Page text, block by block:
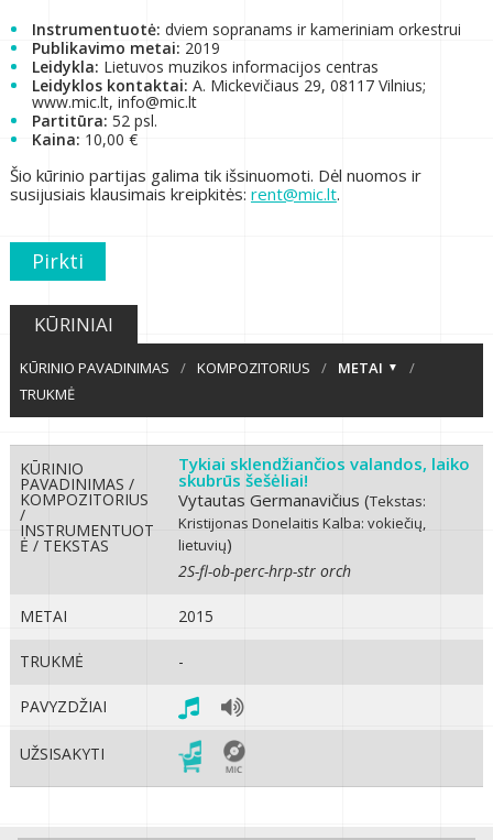
Instrumentuotė: dviem sopranams ir kameriniam orkestrui
Publikavimo metai: 2019
Leidykla: Lietuvos muzikos informacijos centras
Leidyklos kontaktai: A. Mickevičiaus 29, 08117 Vilnius;
www.mic.lt, info@mic.lt
Partitūra: 52 psl.
Kaina: 10,00 €
Šio kūrinio partijas galima tik išsinuomoti. Dėl nuomos ir
susijusiais klausimais kreipkitės: rent@mic.lt.
Pirkti
KŪRINIAI
KŪRINIO PAVADINIMAS / KOMPOZITORIUS / METAI
/
TRUKMĖ
KŪRINIO
PAVADINIMAS /
KOMPOZITORIUS
/
INSTRUMENTUOT
Ė / TEKSTAS
Tykiai sklendžiančios valandos, laiko
skubrūs šešėliai!
Vytautas Germanavičius (Tekstas:
Kristijonas DonelaitisKalba: vokiečių,
lietuvių)
2S-fl-ob-perc-hrp-str orch
METAI 2015
TRUKMĖ -
PAVYZDŽIAI
UŽSISAKYTI